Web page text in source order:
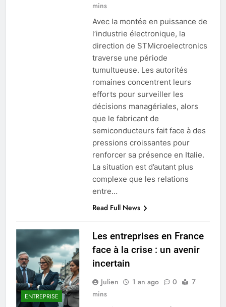
mins
Avec la montée en puissance de
l’industrie électronique, la
direction de STMicroelectronics
traverse une période
tumultueuse. Les autorités
romaines concentrent leurs
efforts pour surveiller les
décisions managériales, alors
que le fabricant de
semiconducteurs fait face à des
pressions croissantes pour
renforcer sa présence en Italie.
La situation est d’autant plus
complexe que les relations
entre…
Read Full News
ENTREPRISE
Les entreprises en France
face à la crise : un avenir
incertain
Julien 1 an ago 0
7
mins